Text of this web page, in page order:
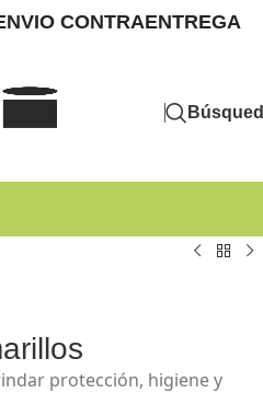
CONTRAENTREGA
protección, higiene y